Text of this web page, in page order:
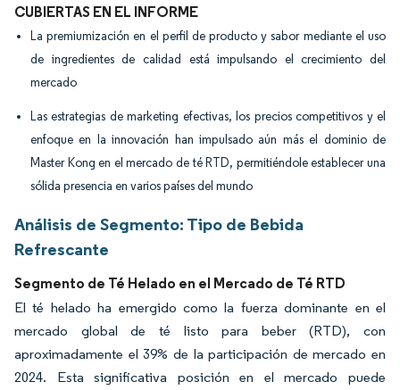
CUBIERTAS EN EL INFORME
La premiumización en el perfil de producto y sabor mediante el uso
de ingredientes de calidad está impulsando el crecimiento del
mercado
Las estrategias de marketing efectivas, los precios competitivos y el
enfoque en la innovación han impulsado aún más el dominio de
Master Kong en el mercado de té RTD, permitiéndole establecer una
sólida presencia en varios países del mundo
Análisis de Segmento: Tipo de Bebida
Refrescante
Segmento de Té Helado en el Mercado de Té RTD
El té helado ha emergido como la fuerza dominante en el
mercado global de té listo para beber (RTD), con
aproximadamente el 39% de la participación de mercado en
2024. Esta significativa posición en el mercado puede